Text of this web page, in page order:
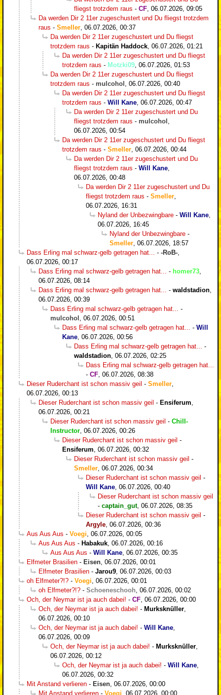
fliegst trotzdem raus - CF 06.07.2026, 09:05
Da werden Dir 2 11er zugeschustert und Du fliegst trotzdem
raus - Smeller 06.07.2026, 00:37
Da werden Dir 2 11er zugeschustert und Du fliegst
trotzdem raus - Kapitän Haddock 06.07.2026, 01:21
Da werden Dir 2 11er zugeschustert und Du fliegst
trotzdem raus - Motzki09 06.07.2026, 01:53
Da werden Dir 2 11er zugeschustert und Du fliegst
trotzdem raus - mulcohol
06.07.2026, 00:40
Da werden Dir 2 11er zugeschustert und Du fliegst
trotzdem raus - Will Kane 06.07.2026, 00:47
Da werden Dir 2 11er zugeschustert und Du
fliegst trotzdem raus - mulcohol
06.07.2026, 00:54
Da werden Dir 2 11er zugeschustert und Du fliegst
trotzdem raus - Smeller 06.07.2026, 00:44
Da werden Dir 2 11er zugeschustert und Du
fliegst trotzdem raus - Will Kane
06.07.2026, 00:48
Da werden Dir 2 11er zugeschustert und Du
fliegst trotzdem raus - Smeller
06.07.2026, 16:31
Nyland der Unbezwingbare - Will Kane
06.07.2026, 16:45
Nyland der Unbezwingbare -
Smeller 06.07.2026, 18:57
Dass Erling mal schwarz-gelb getragen hat...
- -RoB-
06.07.2026, 00:17
Dass Erling mal schwarz-gelb getragen hat...
- homer73
06.07.2026, 08:14
Dass Erling mal schwarz-gelb getragen hat...
- waldstadion
06.07.2026, 00:39
Dass Erling mal schwarz-gelb getragen hat...
-
mulcohol
06.07.2026, 00:51
Dass Erling mal schwarz-gelb getragen hat...
- Will
Kane 06.07.2026, 00:56
Dass Erling mal schwarz-gelb getragen hat...
-
waldstadion 06.07.2026, 02:25
Dass Erling mal schwarz-gelb getragen hat...
- CF 06.07.2026, 08:38
Dieser Ruderchant ist schon massiv geil - Smeller
06.07.2026, 00:13
Dieser Ruderchant ist schon massiv geil - Ensiferum
06.07.2026, 00:21
Dieser Ruderchant ist schon massiv geil - Chill-
Instructor 06.07.2026, 00:26
Dieser Ruderchant ist schon massiv geil -
Ensiferum 06.07.2026, 00:32
Dieser Ruderchant ist schon massiv geil -
Smeller 06.07.2026, 00:34
Dieser Ruderchant ist schon massiv geil -
Will Kane 06.07.2026, 00:40
Dieser Ruderchant ist schon massiv geil
- captain_gut, 06.07.2026, 08:35
Dieser Ruderchant ist schon massiv geil -
Argyle 06.07.2026, 00:36
Aus Aus Aus - Voegi 06.07.2026, 00:05
Aus Aus Aus - Habakuk 06.07.2026, 00:16
Aus Aus Aus - Will Kane 06.07.2026, 00:35
Elfmeter Brasilien - Eisen 06.07.2026, 00:01
Elfmeter Brasilien - Jarou9 06.07.2026, 00:03
oh Elfmeter?!? - Voegi 06.07.2026, 00:01
oh Elfmeter?!? - Schoeneschooh 06.07.2026, 00:02
Och, der Neymar ist ja auch dabei! - CF 06.07.2026, 00:00
Och, der Neymar ist ja auch dabei! - Murksknüller
06.07.2026, 00:10
Och, der Neymar ist ja auch dabei! - Will Kane
06.07.2026, 00:09
Och, der Neymar ist ja auch dabei! - Murksknüller
06.07.2026, 00:12
Och, der Neymar ist ja auch dabei! - Will Kane
06.07.2026, 00:32
Mit Anstand verlieren - Eisen 06.07.2026, 00:00
Mit Anstand verlieren - Voegi 06.07.2026, 00:00